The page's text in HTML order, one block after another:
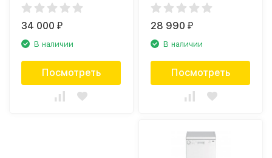
34 000₽
В наличии
Посмотреть
28 990₽
В наличии
Посмотреть